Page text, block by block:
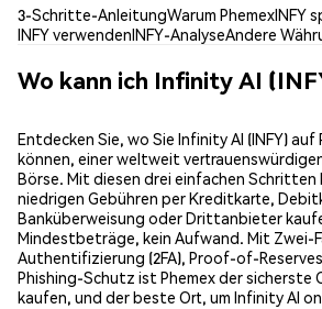
3-Schritte-AnleitungWarum PhemexINFY
INFY verwendenINFY-AnalyseAndere
Wo kann ich Infinity AI
Entdecken Sie, wo Sie Infinity AI (INFY) auf
können, einer weltweit
Börse. Mit diesen drei einfachen Schritten
niedrigen Gebühren per Kreditkarte,
Banküberweisung oder Drittanbieter
Mindestbeträge, kein Aufwand. Mit Zwei-
Authentifizierung (2FA), Proof-of-
Phishing-Schutz ist Phemex der sicherste
kaufen, und der beste Ort, um Infinity AI